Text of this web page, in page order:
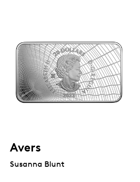
Avers
Susanna Blunt